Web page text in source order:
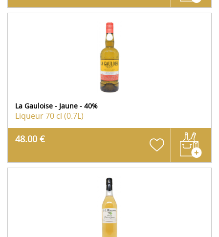
La Gauloise - Jaune - 40%
Liqueur70 cl (0.7L)
48.00 €